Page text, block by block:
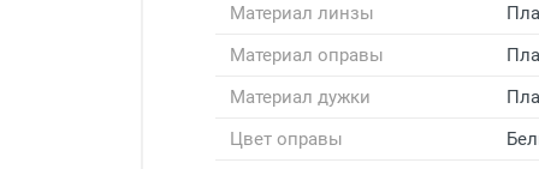
Материал линзы
Материал оправы
Материал дужки
Цвет оправы